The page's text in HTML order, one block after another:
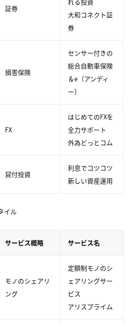
証券
大和コネクト証
券
損害保険
センサー付きの
総合自動車保険
＆e（アンディ
ー）
FX
はじめてのFXを
全力サポート
外為どっとコム
貸付投資
利息でコツコツ
新しい資産運用
イル
サービス概略 サービス名
モノのシェアリ
ング
定額制モノのシ
ェアリングサー
ビス
アリスプライム